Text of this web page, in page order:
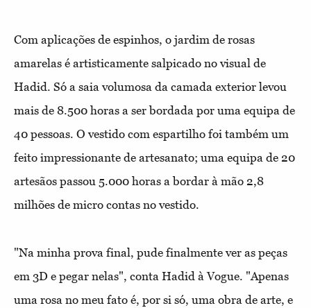
Com aplicações de espinhos, o jardim de rosas
amarelas é artisticamente salpicado no visual de
Hadid. Só a saia volumosa da camada exterior levou
mais de 8.500 horas a ser bordada por uma equipa de
40 pessoas. O vestido com espartilho foi também um
feito impressionante de artesanato; uma equipa de 20
artesãos passou 5.000 horas a bordar à mão 2,8
milhões de micro contas no vestido.
"Na minha prova final, pude finalmente ver as peças
em 3D e pegar nelas", conta Hadid à Vogue. "Apenas
uma rosa no meu fato é, por si só, uma obra de arte, e